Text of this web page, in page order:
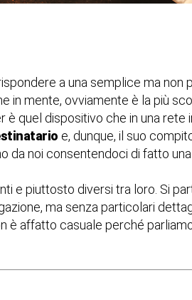
a una semplice ma
in mente, ovviamente è la più
è quel dispositivo che in una rete
e, dunque, il suo
da noi consentendoci di fatto
e piuttosto diversi tra loro. Si
ma senza particolari
è affatto casuale perché